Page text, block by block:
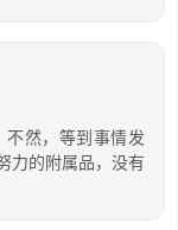
不然，等到事情发
力的附属品，没有